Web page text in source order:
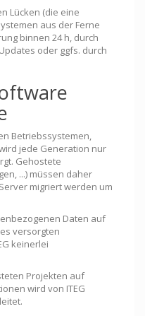
Lücken (die eine
aus der Ferne
binnen 24 h, durch
oder ggfs. durch
Betriebssystemen,
jede Generation nur
Gehostete
...) müssen daher
migriert werden um
Daten auf
versorgten
keinerlei
Projekten auf
wird von ITEG